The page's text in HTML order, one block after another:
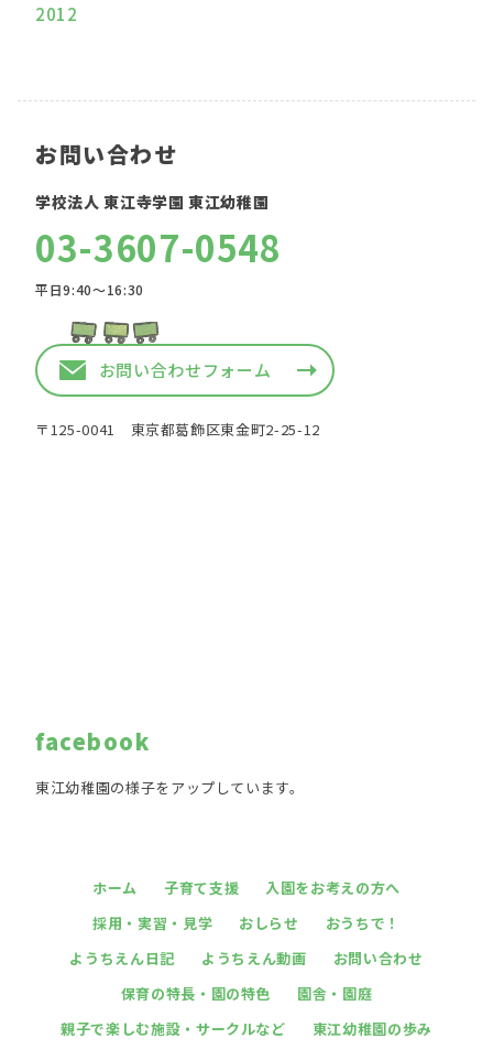
2012
お問い合わせ
学校法人 東江寺学園 東江幼稚園
03-3607-0548
平日9:40〜16:30
お問い合わせフォーム
〒125-0041 東京都葛飾区東金町2-25-12
facebook
東江幼稚園の様子をアップしています。
ホーム 子育て支援
入園をお考えの方へ
採用・実習・見学
おしらせ
おうちで！
ようちえん日記
ようちえん動画
お問い合わせ
保育の特長・園の特色
園舎・園庭
親子で楽しむ施設・サークルなど
東江幼稚園の歩み